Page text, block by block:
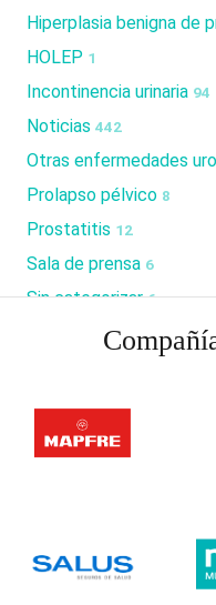
Hiperplasia benigna de
HOLEP 1
Incontinencia urinaria 94
Noticias 442
Otras enfermedades
Prolapso pélvico 8
Prostatitis 12
Sala de prensa 6
Sin categorizar6